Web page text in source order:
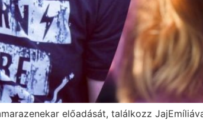
előadását, találkozz